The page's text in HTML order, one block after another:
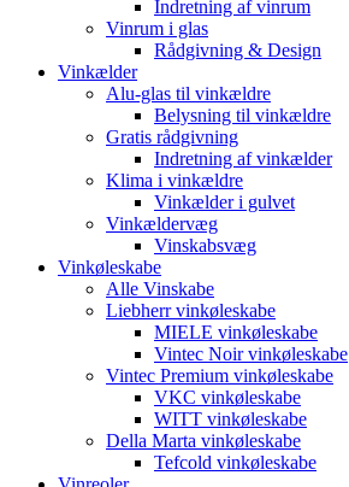
Indretning af vinrum
Vinrum i glas
Rådgivning & Design
Vinkælder
Alu-glas til vinkældre
Belysning til vinkældre
Gratis rådgivning
Indretning af vinkælder
Klima i vinkældre
Vinkælder i gulvet
Vinkældervæg
Vinskabsvæg
Vinkøleskabe
Alle Vinskabe
Liebherr vinkøleskabe
MIELE vinkøleskabe
Vintec Noir vinkøleskabe
Vintec Premium vinkøleskabe
VKC vinkøleskabe
WITT vinkøleskabe
Della Marta vinkøleskabe
Tefcold vinkøleskabe